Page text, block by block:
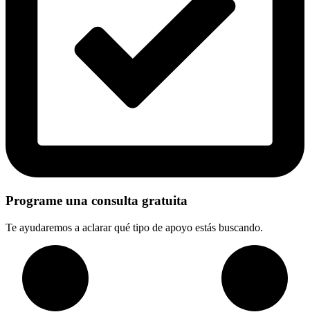
Programe una consulta gratuita
Te ayudaremos a aclarar qué tipo de apoyo estás buscando.